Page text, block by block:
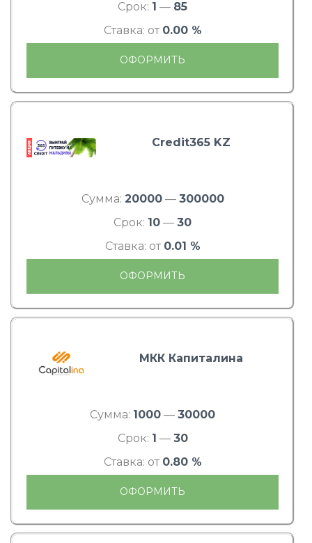
Срок: 1 — 85
Ставка: от 0.00 %
ОФОРМИТЬ
Credit365 KZ
Сумма: 20000— 300000
Срок: 10 — 30
Ставка: от 0.01 %
ОФОРМИТЬ
МКК Капиталина
Сумма: 1000 — 30000
Срок: 1 — 30
Ставка: от 0.80 %
ОФОРМИТЬ